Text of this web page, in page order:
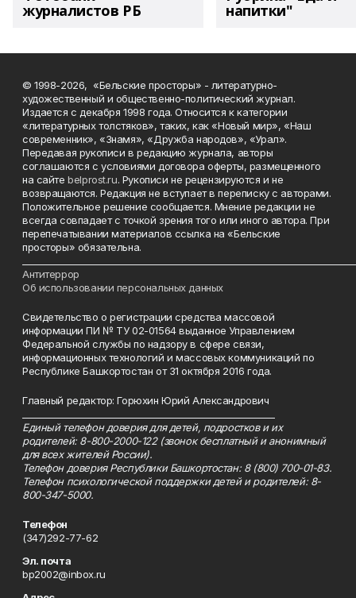
журналистов РБ напитки"
© 1998-2026, «Бельские просторы» - литературно-
художественный и общественно-политический журнал.
Издается с декабря 1998 года. Относится к категории
«литературных толстяков», таких, как «Новый мир», «Наш
современник», «Знамя», «Дружба народов», «Урал».
Передавая рукописи в редакцию журнала, авторы
соглашаются с условиями договора оферты, размещенного
на сайтеbelprost.ru. Рукописи не рецензируются и не
возвращаются. Редакция не вступает в переписку с авторами.
Положительное решение сообщается. Мнение редакции не
всегда совпадает с точкой зрения того или иного автора. При
перепечатывании материалов ссылка на «Бельские
просторы» обязательна.
Антитеррор
Об использовании персональных данных
Свидетельство о регистрации средства массовой
информации ПИ № ТУ 02-01564 выданное Управлением
Федеральной службы по надзору в сфере связи,
информационных технологий и массовых коммуникаций по
Республике Башкортостан от 31 октября 2016 года.
Главный редактор: Горюхин Юрий Александрович
Единый телефон доверия для детей, подростков и их
родителей: 8-800-2000-122 (звонок бесплатный и анонимный
для всех жителей России).
Телефон доверия Республики Башкортостан: 8 (800) 700-01-83.
Телефон психологической поддержки детей и родителей: 8-
800-347-5000.
Телефон
(347)292-77-62
Эл. почта
bp2002@inbox.ru